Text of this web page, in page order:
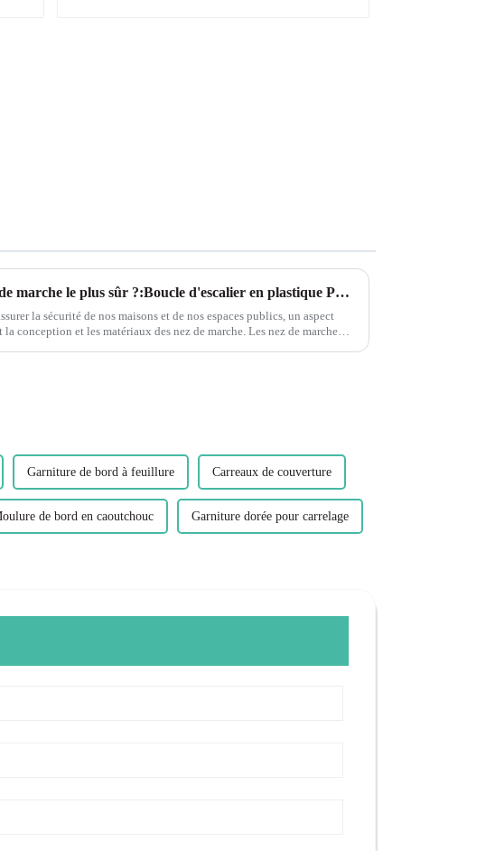
Quel est le nez de marche le plus sûr ?:Boucle d'escalier en plastique PVC flexible et écologique Leguwe
la sécurité de nos maisons et de nos espaces publics, un aspect
et les matériaux des nez de marche. Les nez de marche
Garniture de bord à feuillure Carreaux de couverture
de bord en caoutchouc Garniture dorée pour carrelage